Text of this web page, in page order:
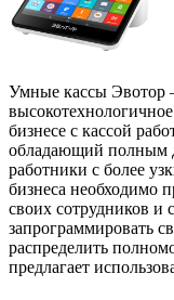
Умные кассы Эвотор
бизнесе с кассой
обладающий полным
работники с более
бизнеса необходимо
своих сотрудников и
запрограммировать
распределить
предлагает